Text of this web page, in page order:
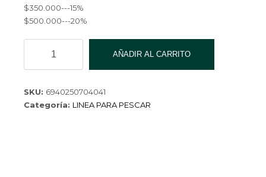
$350.000---15%
$500.000---20%
TP-
200
cantidad
AÑADIR AL CARRITO
SKU: 6940250704041
Categoría: LINEA PARA PESCAR